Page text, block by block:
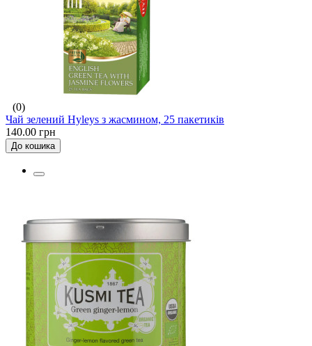
(0)
Чай зелений Hyleys з жасмином, 25 пакетиків
140.00 грн
До кошика